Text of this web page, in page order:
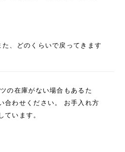
、どのくらいで戻ってきます
の在庫がない場合もあるた
合わせください。 お手入れ方
ています。